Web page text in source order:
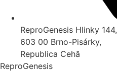
ReproGenesis Hlinky 144,
603 00 Brno-Pisárky,
Republica Cehă
ReproGenesis